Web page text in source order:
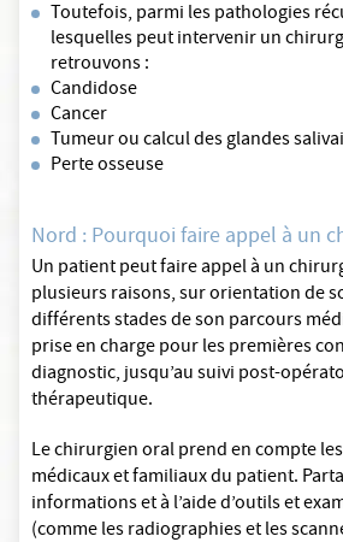
Toutefois, parmi les pathologies
lesquelles peut intervenir un
retrouvons :
Candidose
Cancer
Tumeur ou calcul des glandes
Perte osseuse
Nord : Pourquoi faire appel à un
Un patient peut faire appel à un
plusieurs raisons, sur orientation de
différents stades de son parcours
prise en charge pour les premières
diagnostic, jusqu’au suivi post-
thérapeutique.
Le chirurgien oral prend en compte
médicaux et familiaux du patient.
informations et à l’aide d’outils et
(comme les radiographies et les